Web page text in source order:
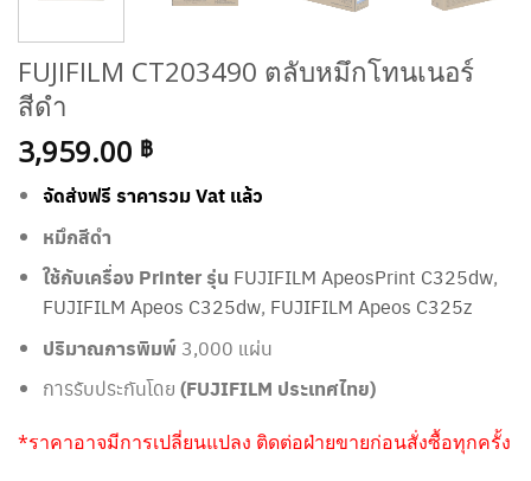
FUJIFILM CT203490 ตลับหมึกโทนเนอร์
สีดำ
3,959.00 ฿
จัดส่งฟรี ราคารวม Vat แล้ว
หมึกสีดำ
ใช้กับเครื่อง Printer รุ่น FUJIFILM ApeosPrint C325dw,
FUJIFILM Apeos C325dw, FUJIFILM Apeos C325z
ปริมาณการพิมพ์3,000 แผ่น
การรับประกันโดย (FUJIFILM ประเทศไทย)
*ราคาอาจมีการเปลี่ยนแปลง ติดต่อฝ่ายขายก่อนสั่งซื้อทุกครั้ง